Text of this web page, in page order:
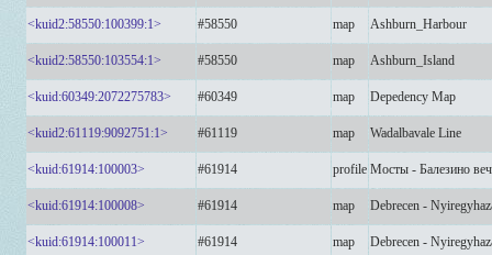
<kuid2:58550:100399:1> #58550 map Ashburn_Harbour
<kuid2:58550:103554:1> #58550 map Ashburn_Island
<kuid:60349:2072275783> #60349 map Depedency Map
<kuid2:61119:9092751:1> #61119 map Wadalbavale Line
<kuid:61914:100003> #61914 profile Мосты - Балезино
<kuid:61914:100008> #61914 map Debrecen -
<kuid:61914:100011> #61914 map Debrecen -